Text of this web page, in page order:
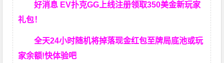
好消息 EV扑克GG上线注册领取350美金新玩家
礼包！
全天24小时随机将掉落现金红包至牌局底池或玩
家余额!快体验吧